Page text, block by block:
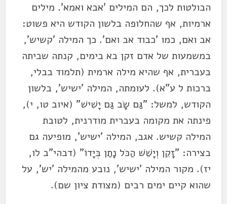
הבולטות לכך, הם המילים 'אבא ואמא'. מילים
ארמיות, אף שהחלופה בלשון הקודש היא פשוט:
אב ואם, כמו 'כבוד אב ואם'. כך המילה 'קשיש',
במשמעות של אדם זקן בא בימים, קנתה שביתה
בעברית, אף שהיא מילה ארמית (תלמוד בבלי,
ברכות ל ע"א). לעומתה, המילה 'ישיש', בלשון
הקודש, למשל: "גַּם שָׂב גַּם יָשִׁישׁ" (איוב טו, י),
פינתה את מקומה בעברית מודרנית, לטובת
המילה קשיש. אגב, המילה 'ישיש', מופיעה גם
בצירה: "זָקֵן וְיָשֵׁשׁ הַכֹּל נָתַן בְּיָדוֹ" (דבהי"ב לו,
יז). מקור המילה 'ישיש', נובע מהמילה 'יש', על
שהוא קיים ימים רבים (מצודת ציון שם).